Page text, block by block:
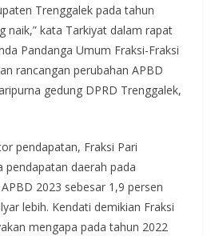
Trenggalek pada tahun
naik,” kata Tarkiyat dalam rapat
Pandanga Umum Fraksi-Fraksi
rancangan perubahan APBD
gedung DPRD Trenggalek,
pendapatan, Fraksi Pari
pendapatan daerah pada
2023 sebesar 1,9 persen
lebih. Kendati demikian Fraksi
mengapa pada tahun 2022